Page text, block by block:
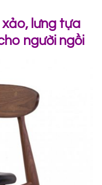
lưng tựa
người ngồi